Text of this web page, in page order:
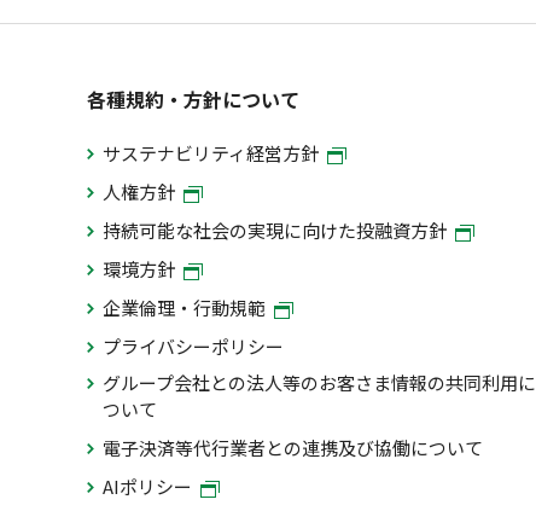
各種規約・方針について
サステナビリティ経営方針
人権方針
持続可能な社会の実現に向けた投融資方針
環境方針
企業倫理・行動規範
プライバシーポリシー
グループ会社との法人等のお客さま情報の共同利用に
ついて
電子決済等代行業者との連携及び協働について
AIポリシー